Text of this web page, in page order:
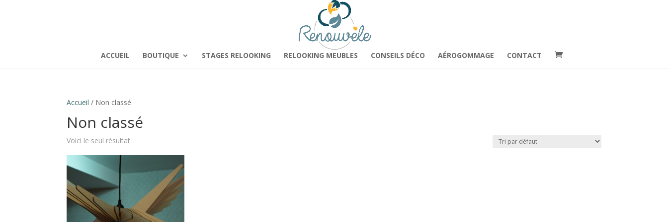
ACCUEIL BOUTIQUE STAGES RELOOKING RELOOKING MEUBLES CONSEILS DÉCO AÉROGOMMAGE CONTACT
Accueil / Non classé
Non classé
Voici le seul résultat